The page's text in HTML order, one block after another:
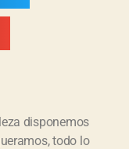
disponemos
todo lo